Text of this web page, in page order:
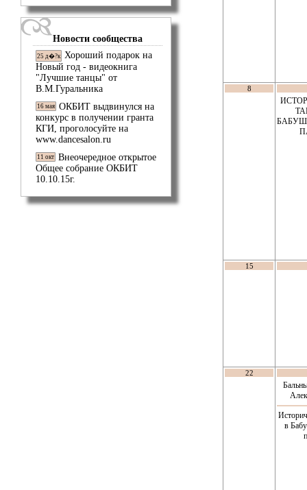
Новости сообщества
25 д�?к Хороший подарок на
Новый год - видеокнига
"Лучшие танцы" от
В.М.Гуральника
16 мая ОКБИТ выдвинулся на
конкурс в получении гранта
КГИ, проголосуйте на
www.dancesalon.ru
11 окт Внеочередное открытое
Общее собрание ОКБИТ
10.10.15г.
8
15
22
в